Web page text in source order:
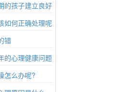
的孩子建立良好
如何正确处理呢
错
的心理健康问题
怎么办呢?